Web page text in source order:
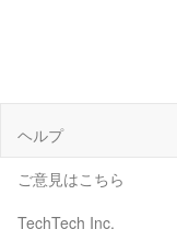
ヘルプ
ご意見はこちら
TechTech Inc.